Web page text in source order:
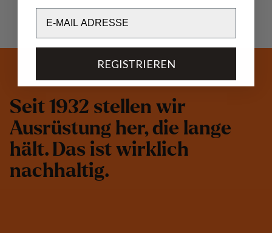
Seit 1932 stellen wir
Ausrüstung her, die lange
hält. Das ist wirklich
nachhaltig.
REGISTRIEREN